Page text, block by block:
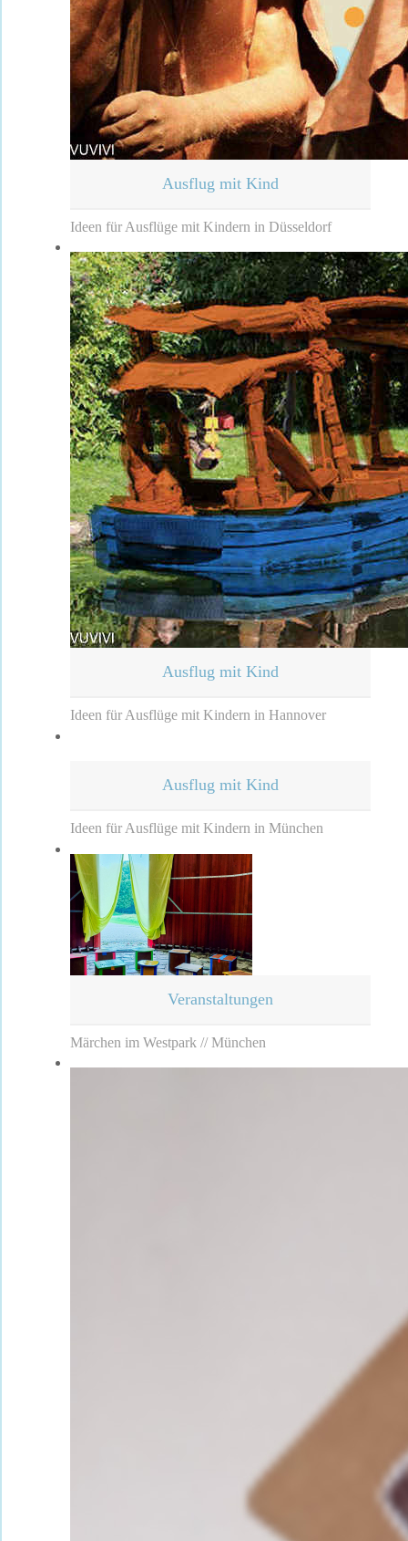
Ausflug mit Kind
Ideen für Ausflüge mit Kindern in Düsseldorf
Ausflug mit Kind
Ideen für Ausflüge mit Kindern in Hannover
Ausflug mit Kind
Ideen für Ausflüge mit Kindern in München
Veranstaltungen
Märchen im Westpark // München